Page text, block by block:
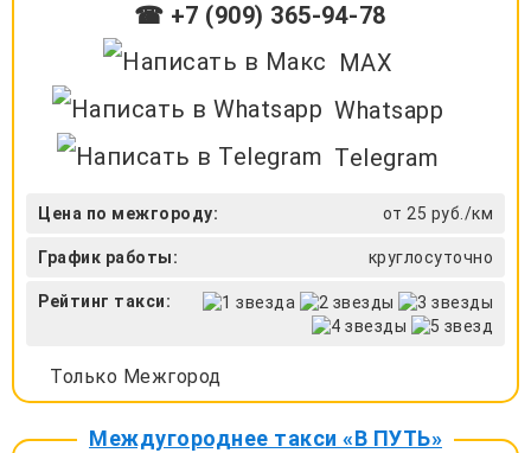
☎ +7 (909) 365-94-78
MAX
Whatsapp
Telegram
Цена по межгороду: от 25 руб./км
График работы: круглосуточно
Рейтинг такси:
Только Межгород
Междугороднее такси «В ПУТЬ»